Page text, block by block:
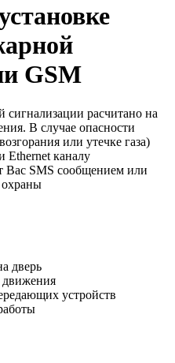
GSM
расчитано на
В случае опасности
или утечке газа)
Ethernet каналу
Вас SMS сообщением или
охраны
дверь
движения
устройств